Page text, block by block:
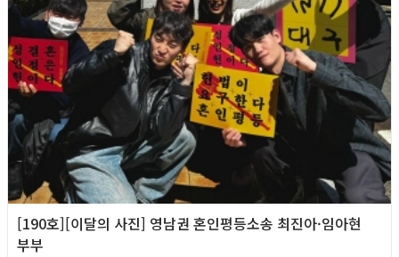
[190호][이달의 사진] 영남권 혼인평등소송 최진아·임아현
부부